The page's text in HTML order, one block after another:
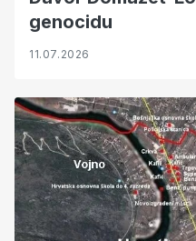
genocidu
11.07.2026